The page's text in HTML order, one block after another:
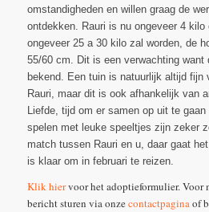
omstandigheden en willen graag de
ontdekken. Rauri is nu ongeveer 4 kilo
ongeveer 25 a 30 kilo zal worden, de
55/60 cm. Dit is een verwachting want
bekend. Een tuin is natuurlijk altijd fijn
Rauri, maar dit is ook afhankelijk van
Liefde, tijd om er samen op uit te
spelen met leuke speeltjes zijn zeker
match tussen Rauri en u, daar gaat
is klaar om in februari te reizen.
Klik hiervoor het adoptieformulier. Voor
bericht sturen via onzecontactpaginaof